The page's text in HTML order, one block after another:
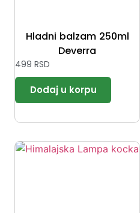
Hladni balzam 250ml
Deverra
499 RSD